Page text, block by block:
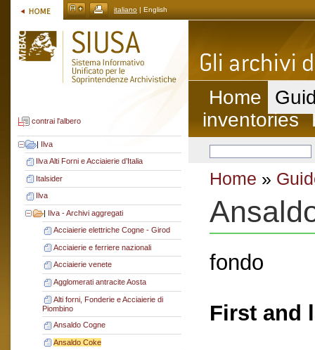
italiano | English
contrai l'albero
| Ilva
Ilva Alti Forni e Acciaierie d’Italia
Italsider
Ilva
| Ilva - Archivi aggregati
Acciaierie elettriche Cogne - Girod
Acciaierie e ferriere nazionali
Acciaierie venete
Agglomerati antracite Aosta
Alti forni, Fonderie e Acciaierie di
Piombino
Ansaldo Cogne
Ansaldo Coke
Home
inventories
Home »
fondo
First and